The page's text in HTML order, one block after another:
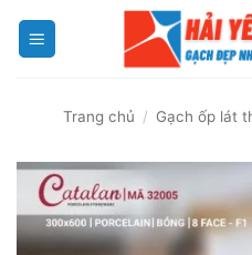
Trang chủ / Gạch ốp lát